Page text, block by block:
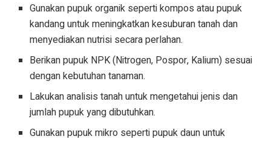
Gunakan pupuk organik seperti kompos atau pupuk
kandang untuk meningkatkan kesuburan tanah dan
menyediakan nutrisi secara perlahan.
Berikan pupuk NPK (Nitrogen, Pospor, Kalium) sesuai
dengan kebutuhan tanaman.
Lakukan analisis tanah untuk mengetahui jenis dan
jumlah pupuk yang dibutuhkan.
Gunakan pupuk mikro seperti pupuk daun untuk